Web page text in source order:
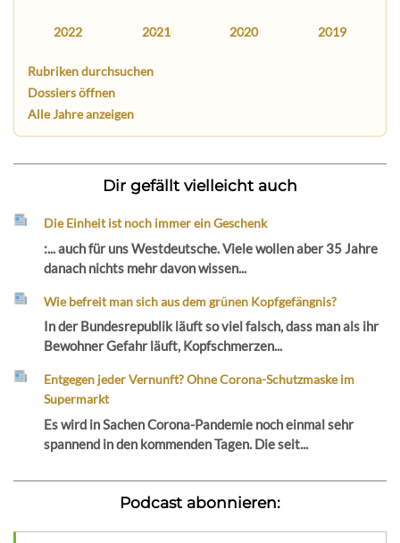
2022 2021 2020 2019
Rubriken durchsuchen
Dossiers öffnen
Alle Jahre anzeigen
Dir gefällt vielleicht auch
Die Einheit ist noch immer ein Geschenk
:... auch für uns Westdeutsche. Viele wollen aber 35 Jahre
danach nichts mehr davon wissen...
Wie befreit man sich aus dem grünen Kopfgefängnis?
In der Bundesrepublik läuft so viel falsch, dass man als ihr
Bewohner Gefahr läuft, Kopfschmerzen...
Entgegen jeder Vernunft? Ohne Corona-Schutzmaske im
Supermarkt
Es wird in Sachen Corona-Pandemie noch einmal sehr
spannend in den kommenden Tagen. Die seit...
Podcast abonnieren: